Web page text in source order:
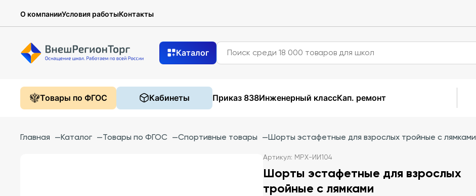
О компанииУсловия работыКонтакты
Каталог
Товары по ФГОС Кабинеты Приказ 838Инженерный классКап. ремонт
Главная —Каталог —Товары по ФГОС —Спортивные товары —Шорты эстафетные для взрослых тройные с лямками
Артикул: МРХ-ИИ104
Шорты эстафетные для взрослых
тройные с лямками